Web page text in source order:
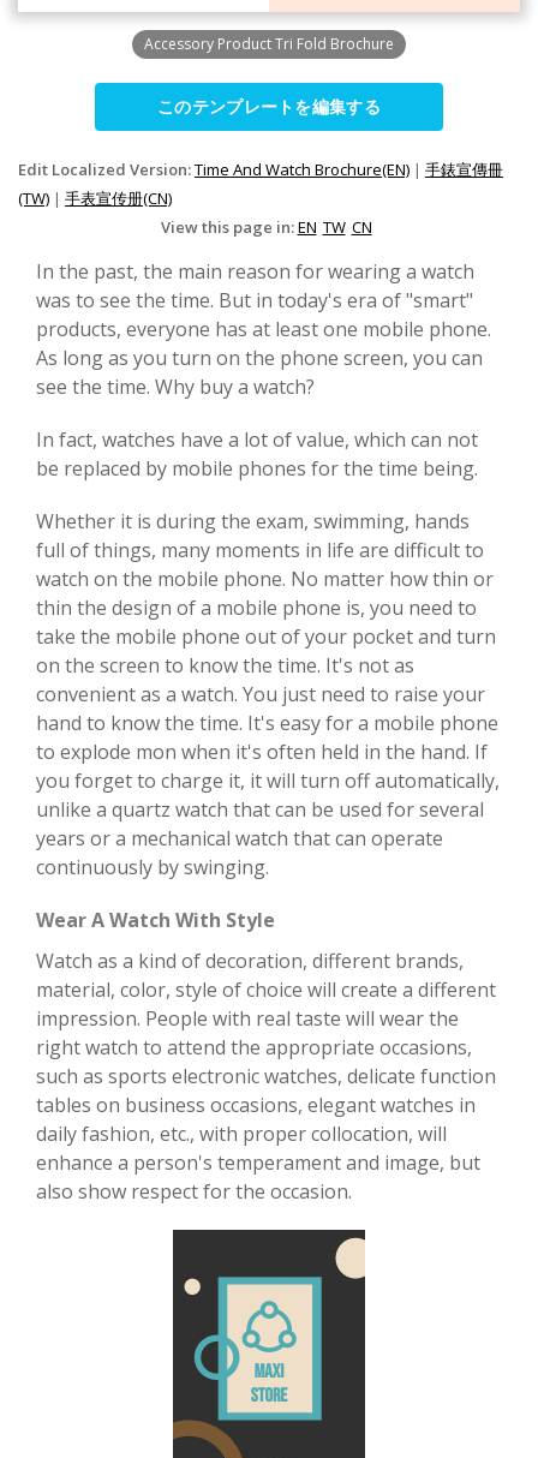
Accessory Product Tri Fold Brochure
このテンプレートを編集する
Edit Localized Version:Time And Watch Brochure(EN) | 手錶宣傳冊
(TW) | 手表宣传册(CN)
View this page in:EN TW CN
In the past, the main reason for wearing a watch
was to see the time. But in today's era of "smart"
products, everyone has at least one mobile phone.
As long as you turn on the phone screen, you can
see the time. Why buy a watch?
In fact, watches have a lot of value, which can not
be replaced by mobile phones for the time being.
Whether it is during the exam, swimming, hands
full of things, many moments in life are difficult to
watch on the mobile phone. No matter how thin or
thin the design of a mobile phone is, you need to
take the mobile phone out of your pocket and turn
on the screen to know the time. It's not as
convenient as a watch. You just need to raise your
hand to know the time. It's easy for a mobile phone
to explode mon when it's often held in the hand. If
you forget to charge it, it will turn off automatically,
unlike a quartz watch that can be used for several
years or a mechanical watch that can operate
continuously by swinging.
Wear A Watch With Style
Watch as a kind of decoration, different brands,
material, color, style of choice will create a different
impression. People with real taste will wear the
right watch to attend the appropriate occasions,
such as sports electronic watches, delicate function
tables on business occasions, elegant watches in
daily fashion, etc., with proper collocation, will
enhance a person's temperament and image, but
also show respect for the occasion.